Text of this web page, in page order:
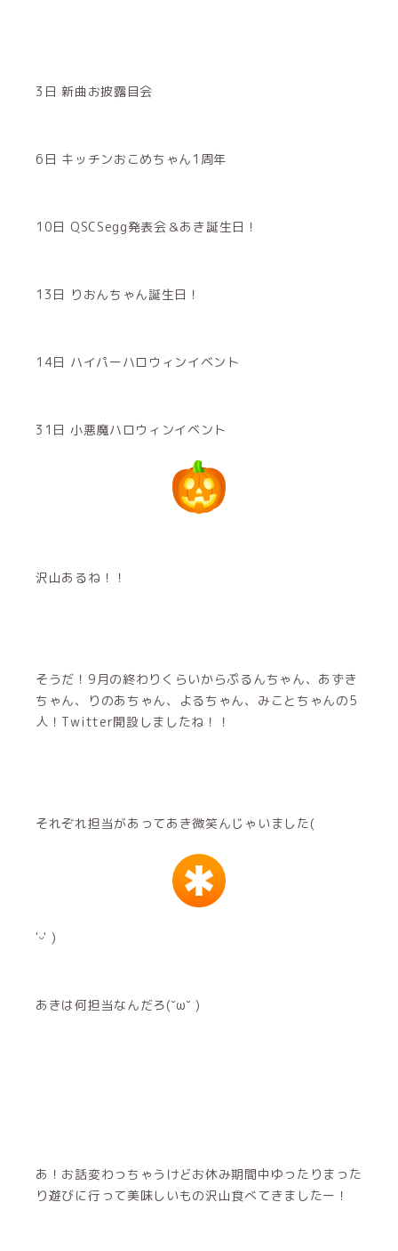
3日 新曲お披露目会
6日 キッチンおこめちゃん1周年
10日 QSCSegg発表会＆あき誕生日！
13日 りおんちゃん誕生日！
14日 ハイパーハロウィンイベント
31日 小悪魔ハロウィンイベント
沢山あるね！！
そうだ！9月の終わりくらいからぷるんちゃん、あずき
ちゃん、りのあちゃん、よるちゃん、みことちゃんの5
人！Twitter開設しましたね！！
それぞれ担当があってあき微笑んじゃいました(
'ᵕ' )
あきは何担当なんだろ(˘ω˘ )
あ！お話変わっちゃうけどお休み期間中ゆったりまった
り遊びに行って美味しいもの沢山食べてきましたー！